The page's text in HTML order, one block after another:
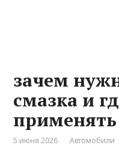
зачем
смазка и
5 июня 2026 Автомобили